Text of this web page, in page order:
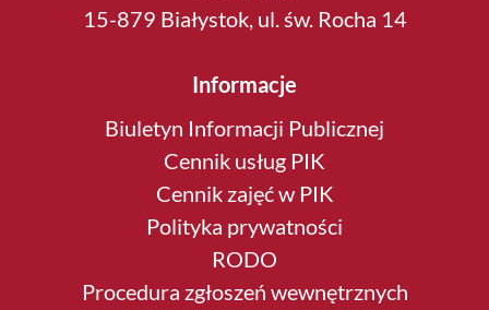
15-879 Białystok, ul. św. Rocha 14
Informacje
Biuletyn Informacji Publicznej
Cennik usług PIK
Cennik zajęć w PIK
Polityka prywatności
RODO
Procedura zgłoszeń wewnętrznych